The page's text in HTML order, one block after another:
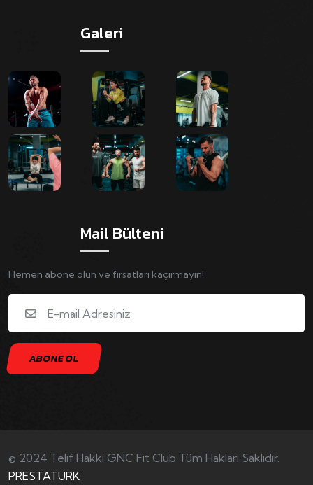
Galeri
Mail Bülteni
Hemen abone olun ve fırsatları kaçırmayın!
© 2024 Telif Hakkı GNC Fit Club Tüm Hakları Saklıdır.
PRESTATÜRK